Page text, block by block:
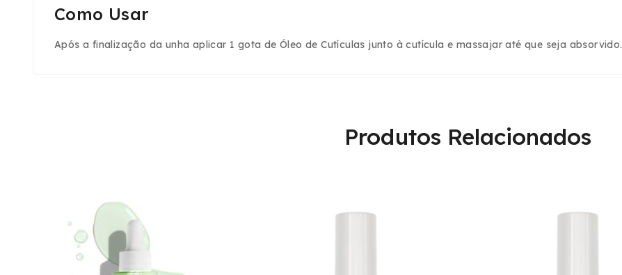
Como Usar
Após a finalização da unha aplicar 1 gota de Óleo de Cutículas junto à cutícula e massajar até que seja absorvido.
Produtos Relacionados